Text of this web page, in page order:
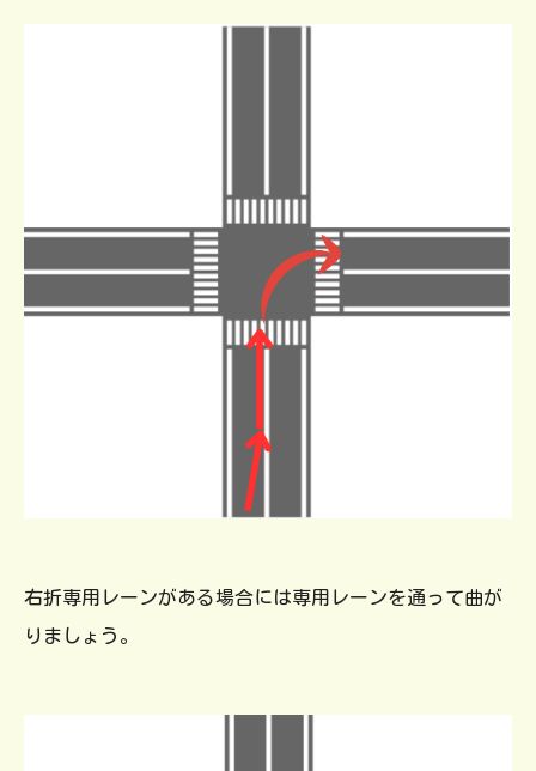
右折専用レーンがある場合には専用レーンを通って曲が
りましょう。